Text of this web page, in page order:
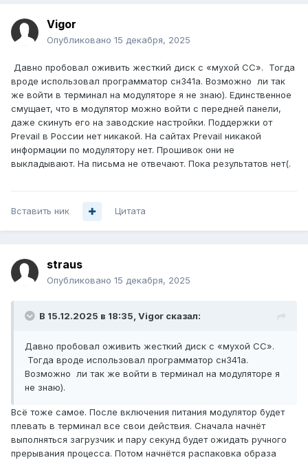
Vigor
Опубликовано 15 декабря, 2025
Давно пробовал оживить жесткий диск с «мухой СС».
Тогда
вроде использовал программатор сн341а. Возможно ли так
же войти в терминал на модуляторе я не знаю). Единственное
смущает, что в модулятор можно войти с передней панели,
даже скинуть его на заводские настройки. Поддержки от
Prevail в России нет никакой. На сайтах Prevail никакой
информации по модулятору нет. Прошивок они не
выкладывают. На письма не отвечают. Пока результатов нет(.
Вставить ник Цитата
straus
Опубликовано 15 декабря, 2025
В 15.12.2025 в 18:35, Vigor сказал:
Давно пробовал оживить жесткий диск с «мухой СС».
Тогда вроде использовал программатор сн341а.
Возможно ли так же войти в терминал на модуляторе я
не знаю).
Всё тоже самое. После включения питания модулятор будет
плевать в терминал все свои действия. Сначала начнёт
выполняться загрузчик и пару секунд будет ожидать ручного
прерывания процесса. Потом начнётся распаковка образа